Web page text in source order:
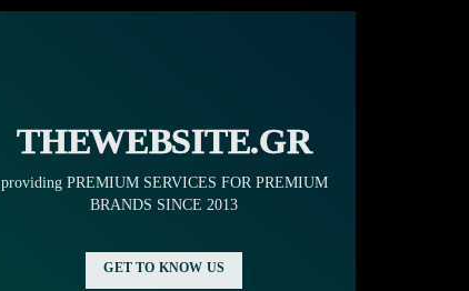
THEWEBSITE.GR
providing PREMIUM SERVICES FOR PREMIUM
BRANDS SINCE 2013
GET TO KNOW US